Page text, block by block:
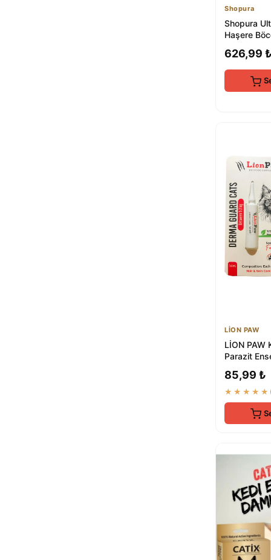
Shopura
Shopura
Haşere
Elektrikli
626,99 ₺
LİON PAW
LİON PAW
Parazit
85,99 ₺
★★★★★